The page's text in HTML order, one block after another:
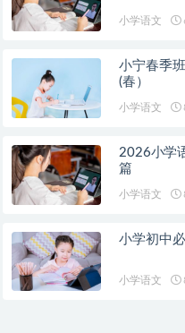
小学语文
小宁春季
(春）
小学语文
2026小学
篇
小学语文
小学初中
小学语文